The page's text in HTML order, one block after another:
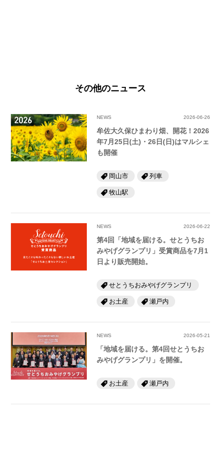
その他のニュース
NEWS 2026-06-26
牟佐大久保ひまわり畑、開花！2026
年7月25日(土)・26日(日)はマルシェ
も開催
岡山市 列車
牧山駅
NEWS 2026-06-22
第4回「地域を届ける。せとうちお
みやげグランプリ」受賞商品を7月1
日より販売開始。
せとうちおみやげグランプリ
お土産 瀬戸内
NEWS 2026-05-21
「地域を届ける。第4回せとうちお
みやげグランプリ」を開催。
お土産 瀬戸内